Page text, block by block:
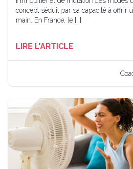
concept séduit par sa capacité à offrir
main. En France, le […]
LIRE L'ARTICLE